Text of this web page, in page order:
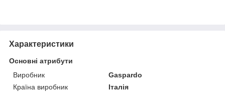
Характеристики
Основні атрибути
Виробник
Gaspardo
Країна виробник
Італія